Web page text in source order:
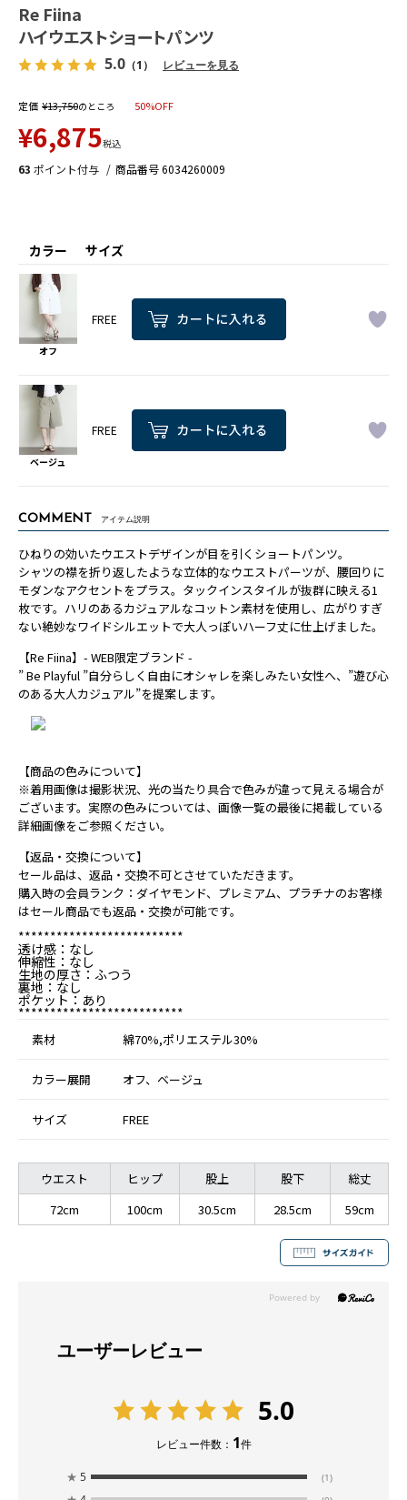
Re Fiina
ハイウエストショートパンツ
5.0 （1） レビューを見る
定価 ¥13,750のところ 50%OFF
¥6,875税込
63 ポイント付与 商品番号6034260009
サイズ
カラー
オフ
FREE
ベージュ
FREE
COMMENT アイテム説明
ひねりの効いたウエストデザインが目を引くショートパンツ。
シャツの襟を折り返したような立体的なウエストパーツが、腰回りに
モダンなアクセントをプラス。タックインスタイルが抜群に映える1
枚です。ハリのあるカジュアルなコットン素材を使用し、広がりすぎ
ない絶妙なワイドシルエットで大人っぽいハーフ丈に仕上げました。
【Re Fiina】- WEB限定ブランド -
” Be Playful ”自分らしく自由にオシャレを楽しみたい女性へ、”遊び心
のある大人カジュアル”を提案します。
【商品の色みについて】
※着用画像は撮影状況、光の当たり具合で色みが違って見える場合が
ございます。実際の色みについては、画像一覧の最後に掲載している
詳細画像をご参照ください。
【返品・交換について】
セール品は、返品・交換不可とさせていただきます。
購入時の会員ランク：ダイヤモンド、プレミアム、プラチナのお客様
はセール商品でも返品・交換が可能です。
**************************
透け感：なし
伸縮性：なし
生地の厚さ：ふつう
裏地：なし
ポケット：あり
**************************
素材 綿70%,ポリエステル30%
カラー展開 オフ、ベージュ
サイズ FREE
ウエスト ヒップ 股上 股下
総丈
72cm
100cm 30.5cm 28.5cm 59cm
ユーザーレビュー
5.0
レビュー件数： 1件
★ 5 (1)